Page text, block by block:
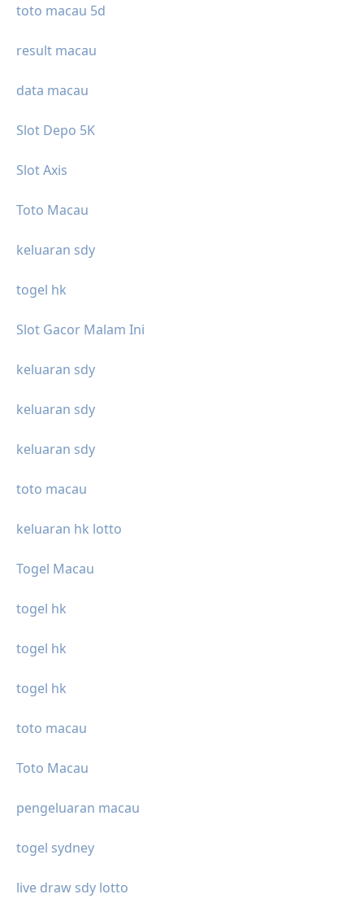
toto macau 5d
result macau
data macau
Slot Depo 5K
Slot Axis
Toto Macau
keluaran sdy
togel hk
Slot Gacor Malam Ini
keluaran sdy
keluaran sdy
keluaran sdy
toto macau
keluaran hk lotto
Togel Macau
togel hk
togel hk
togel hk
toto macau
Toto Macau
pengeluaran macau
togel sydney
live draw sdy lotto